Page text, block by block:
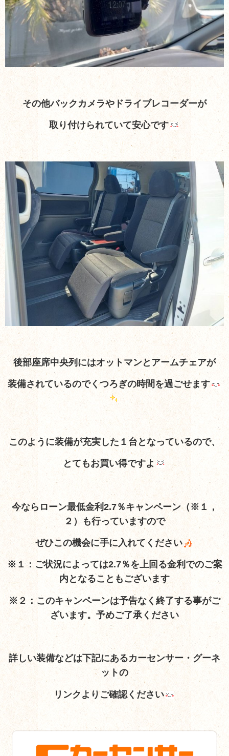
その他バックカメラやドライブレコーダーが
取り付けられていて安心です
後部座席中央列にはオットマンとアームチェアが
装備されているのでくつろぎの時間を過ごせます
このように装備が充実した１台となっているので、
とてもお買い得ですよ
今ならローン最低金利2.7％キャンペーン（※１，
２）も行っていますので
ぜひこの機会に手に入れてください
※１：ご状況によっては2.7％を上回る金利でのご案
内となることもございます
※２：このキャンペーンは予告なく終了する事がご
ざいます。予めご了承ください
詳しい装備などは下記にあるカーセンサー・グーネ
ットの
リンクよりご確認ください